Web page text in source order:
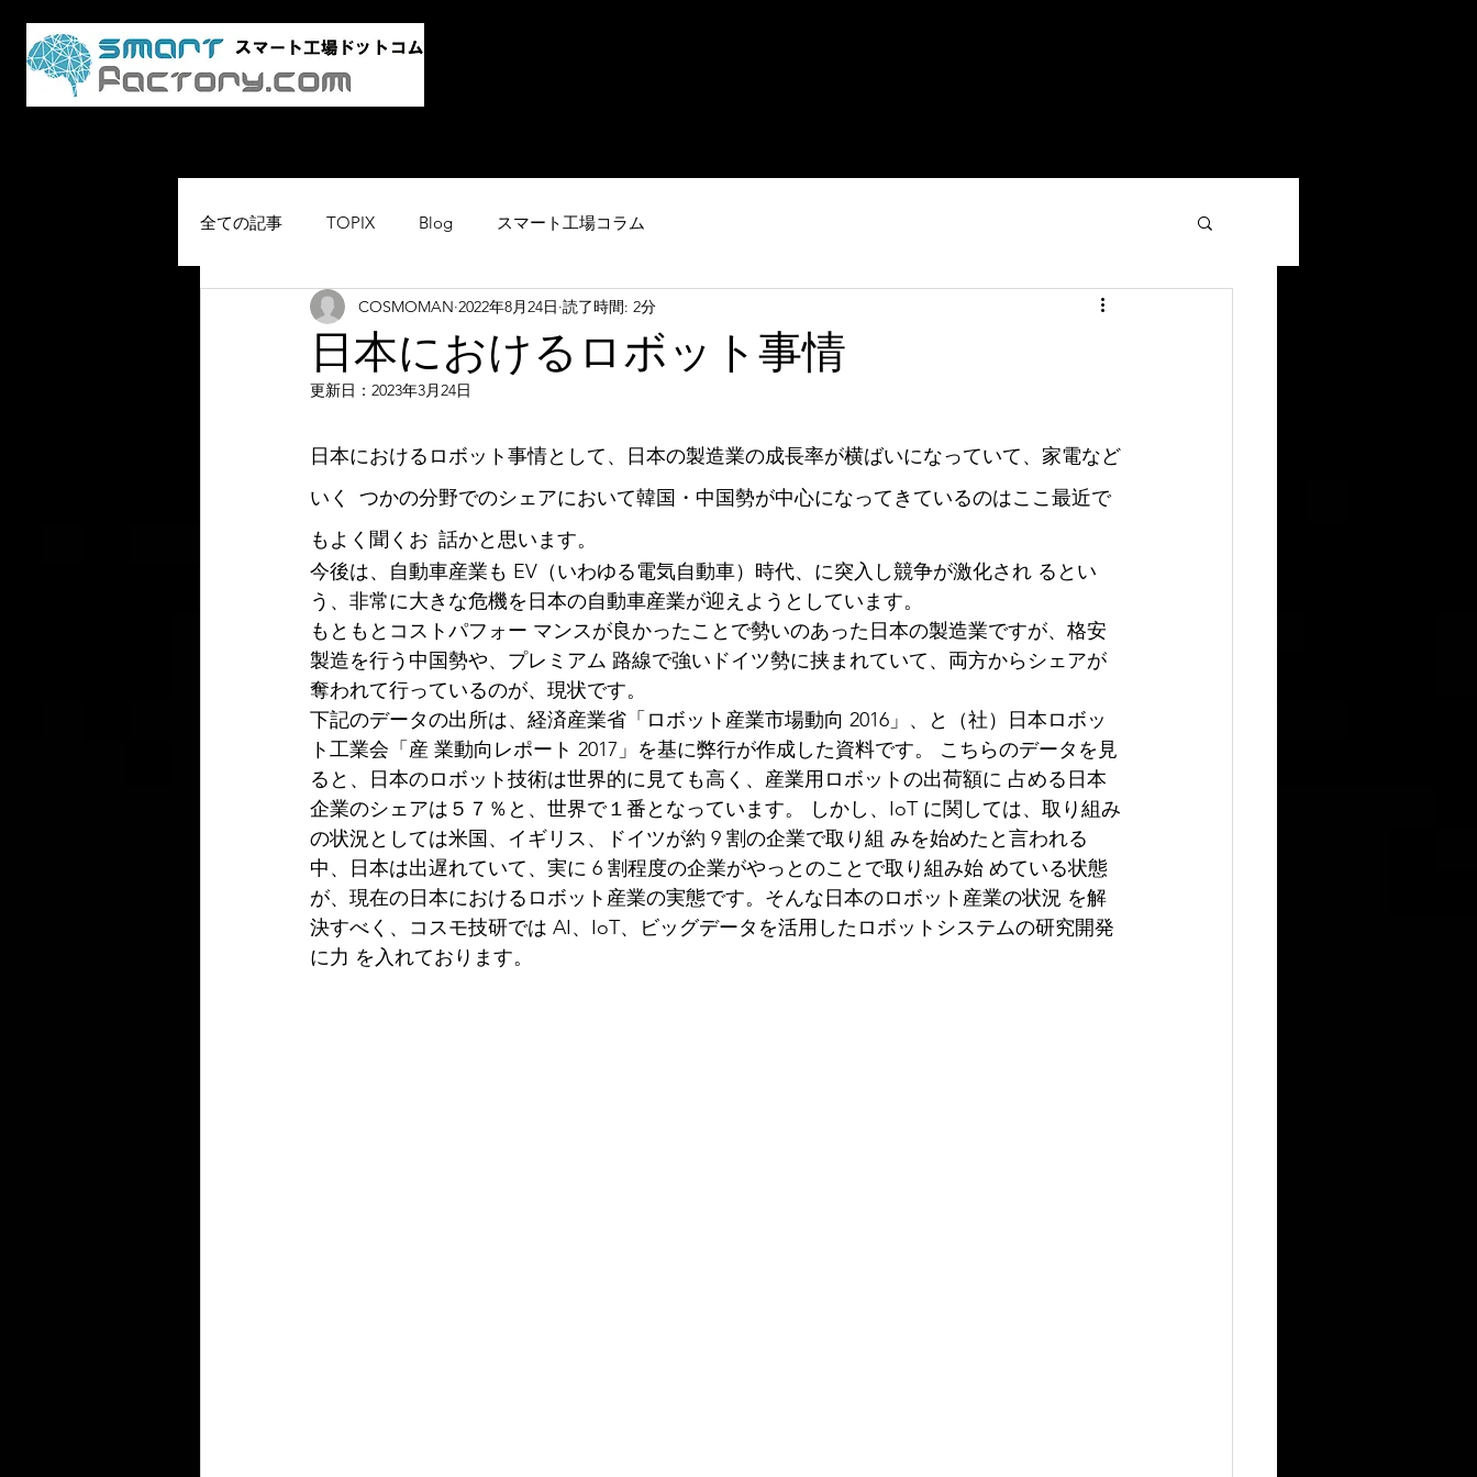
全ての記事 TOPIX Blog スマート工場コラム
日本におけるロボット事情
COSMOMAN 2022年8月24日 読了時間: 2分
更新日： 2023年3月24日
日本におけるロボット事情として、日本の製造業の成長率が横ばいになっていて、家電など
いく つかの分野でのシェアにおいて韓国・中国勢が中心になってきているのはここ最近で
もよく聞くお 話かと思います。
今後は、自動車産業も EV（いわゆる電気自動車）時代、に突入し競争が激化され るとい
う、非常に大きな危機を日本の自動車産業が迎えようとしています。
もともとコストパフォー マンスが良かったことで勢いのあった日本の製造業ですが、格安
製造を行う中国勢や、プレミアム 路線で強いドイツ勢に挟まれていて、両方からシェアが
奪われて行っているのが、現状です。
下記のデータの出所は、経済産業省「ロボット産業市場動向 2016」、と（社）日本ロボッ
ト工業会「産 業動向レポート 2017」を基に弊行が作成した資料です。 こちらのデータを見
ると、日本のロボット技術は世界的に見ても高く、産業用ロボットの出荷額に 占める日本
企業のシェアは５７％と、世界で１番となっています。 しかし、IoT に関しては、取り組み
の状況としては米国、イギリス、ドイツが約 9 割の企業で取り組 みを始めたと言われる
中、日本は出遅れていて、実に 6 割程度の企業がやっとのことで取り組み始 めている状態
が、現在の日本におけるロボット産業の実態です。そんな日本のロボット産業の状況 を解
決すべく、コスモ技研では AI、IoT、ビッグデータを活用したロボットシステムの研究開発
に力 を入れております。